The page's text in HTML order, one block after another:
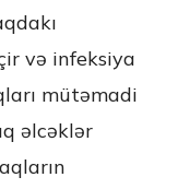
və infeksiya
mütəmadi
əlcəklər